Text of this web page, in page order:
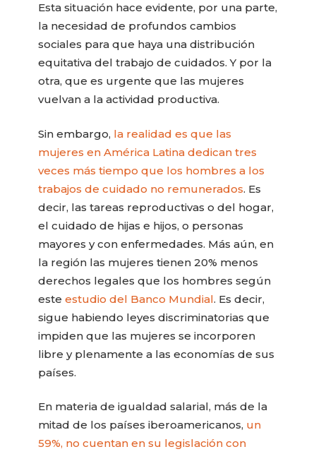
Esta situación hace evidente, por una parte,
la necesidad de profundos cambios
sociales para que haya una distribución
equitativa del trabajo de cuidados. Y por la
otra, que es urgente que las mujeres
vuelvan a la actividad productiva.
Sin embargo, la realidad es que las
mujeres en América Latina dedican tres
veces más tiempo que los hombres a los
trabajos de cuidado no remunerados. Es
decir, las tareas reproductivas o del hogar,
el cuidado de hijas e hijos, o personas
mayores y con enfermedades. Más aún, en
la región las mujeres tienen 20% menos
derechos legales que los hombres según
esteestudio del Banco Mundial. Es decir,
sigue habiendo leyes discriminatorias que
impiden que las mujeres se incorporen
libre y plenamente a las economías de sus
países.
En materia de igualdad salarial, más de la
mitad de los países iberoamericanos, un
59%, no cuentan en su legislación con